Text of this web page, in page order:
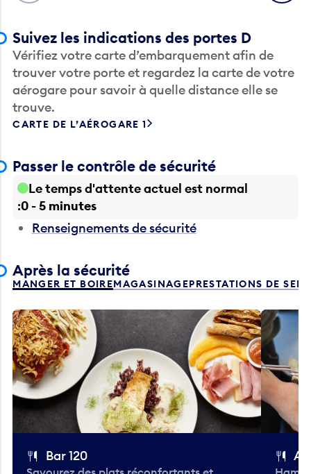
Suivez les indications des portes D
Vérifiez votre carte d’embarquement afin de
trouver votre porte et regardez la carte de votre
aérogare pour savoir à quelle distance elle se
trouve.
CARTE DE L’AÉROGARE 1
Passer le contrôle de sécurité
Le temps d'attente actuel est normal
0 - 5 minutes
Renseignements de sécurité
Après la sécurité
MANGER ET BOIREMAGASINAGEPRESTATIONS DE
Bar 120